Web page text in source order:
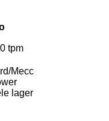
tpm
Mecc
lager